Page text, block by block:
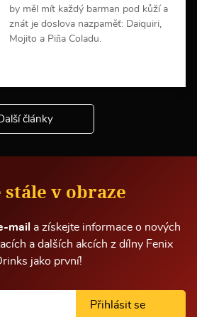
by měl mít každý barman pod kůží a
znát je doslova nazpaměť: Daiquiri,
Mojito a Piña Coladu.
e
i
n
o
m
a
články
stále v obraze
mail
a získejte informace o nových
a dalších akcích z dílny Fenix
jako první!
Přihlásit se